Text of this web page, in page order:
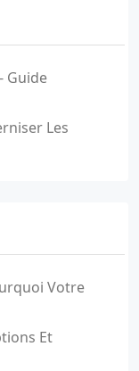
Guide
Les
Votre
Et